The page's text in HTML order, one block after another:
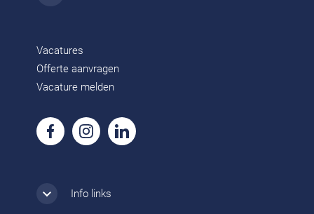
Vacatures
Offerte aanvragen
Vacature melden
Info links